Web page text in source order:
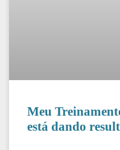
Meu
está dando